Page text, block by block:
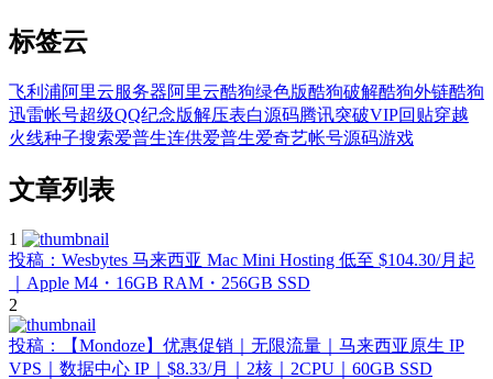
标签云
飞利浦阿里云服务器阿里云酷狗绿色版酷狗破解酷狗外链酷狗
迅雷帐号超级QQ纪念版解压表白源码腾讯突破VIP回贴穿越
火线种子搜索爱普生连供爱普生爱奇艺帐号源码游戏
文章列表
1
投稿：Wesbytes 马来西亚 Mac Mini Hosting 低至 $104.30/月起
｜Apple M4・16GB RAM・256GB SSD
2
投稿：【Mondoze】优惠促销｜无限流量｜马来西亚原生 IP
VPS｜数据中心 IP｜$8.33/月｜2核｜2CPU｜60GB SSD